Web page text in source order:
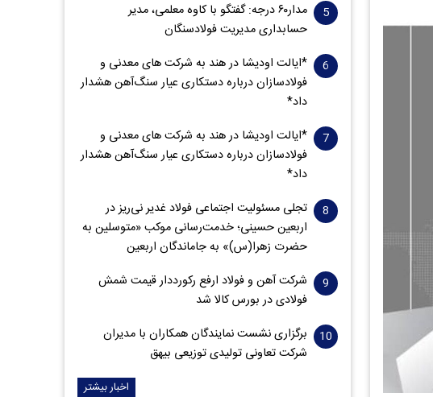
مدار‌۶٠ درجه: گفتگو با کاوه معلمی، مدیر
حسابداری مدیریت فولادسنگان
*ایالت اودیشا در هند به شرکت های معدنی و
فولادسازان درباره دستکاری عیار سنگ‌آهن هشدار
داد*
*ایالت اودیشا در هند به شرکت های معدنی و
فولادسازان درباره دستکاری عیار سنگ‌آهن هشدار
داد*
تجلی مسئولیت اجتماعی فولاد غدیر نی‌ریز در
اربعین حسینی؛ خدمت‌رسانی موکب «متوسلین به
حضرت زهرا(س)» به جاماندگان اربعین
شرکت آهن و فولاد ارفع رکورددار قیمت شمش
فولادی در بورس کالا شد
برگزاری نشست نمایندگان همکاران با مدیران
شرکت تعاونی تولیدی توزیعی بیهق
اخبار بیشتر